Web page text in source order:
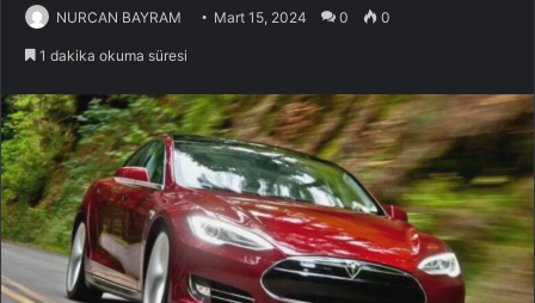
NURCAN BAYRAM Mart 15, 2024 0 0
1 dakika okuma süresi